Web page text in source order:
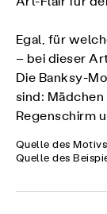
Egal, für
– bei dieser
Die Banksy-
sind: Mädchen
Regenschirm
Quelle des
Quelle des